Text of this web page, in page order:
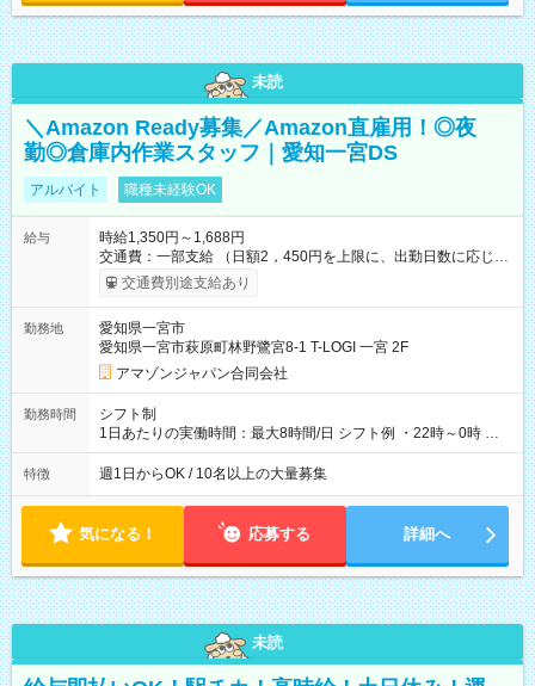
未読
＼Amazon Ready募集／Amazon直雇用！◎夜
勤◎倉庫内作業スタッフ｜愛知一宮DS
アルバイト 職種未経験OK
給与
時給1,350円～1,688円
交通費：一部支給 （日額2，450円を上限に、出勤日数に応じて
実費支給） ※22:00～翌5:00までは時給25%UP！ ■給与前払い
制度あり ※前払い額の上限あり、手数料無料（Amazon負担）
交通費別途支給あり
勤務地
愛知県一宮市
愛知県一宮市萩原町林野鷺宮8-1 T-LOGI 一宮 2F
アマゾンジャパン合同会社
勤務時間
シフト制
1日あたりの実働時間：最大8時間/日 シフト例 ・22時～0時 入
社後、就業可能シフトをご確認の上、申請してください。
特徴 週1日からOK / 10名以上の大量募集
気になる！ 応募する 詳細へ
未読